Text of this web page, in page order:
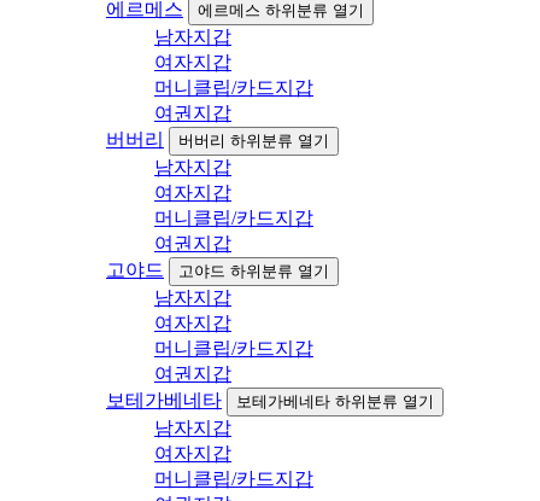
에르메스
에르메스 하위분류 열기
남자지갑
여자지갑
머니클립/카드지갑
여권지갑
버버리
버버리 하위분류 열기
남자지갑
여자지갑
머니클립/카드지갑
여권지갑
고야드
고야드 하위분류 열기
남자지갑
여자지갑
머니클립/카드지갑
여권지갑
보테가베네타
보테가베네타 하위분류 열기
남자지갑
여자지갑
머니클립/카드지갑